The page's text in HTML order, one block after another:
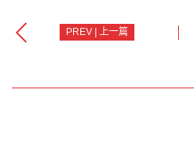
PREV | 上一篇